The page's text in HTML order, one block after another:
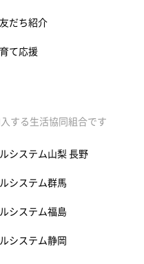
だち紹介
て応援
する生活協同組合です
システム山梨 長野
システム群馬
システム福島
システム静岡